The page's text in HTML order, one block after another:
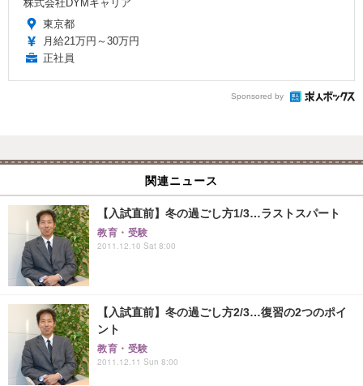
株式会社DYMキャリア
東京都
月給21万円～30万円
正社員
Sponsored by
関連ニュース
【入試直前】冬の過ごし方1/3…ラストスパート
教育・受験
2011.12.10 Sat 8:00
【入試直前】冬の過ごし方2/3…復習の2つのポイ
ント
教育・受験
2011.12.11 Sun 8:00